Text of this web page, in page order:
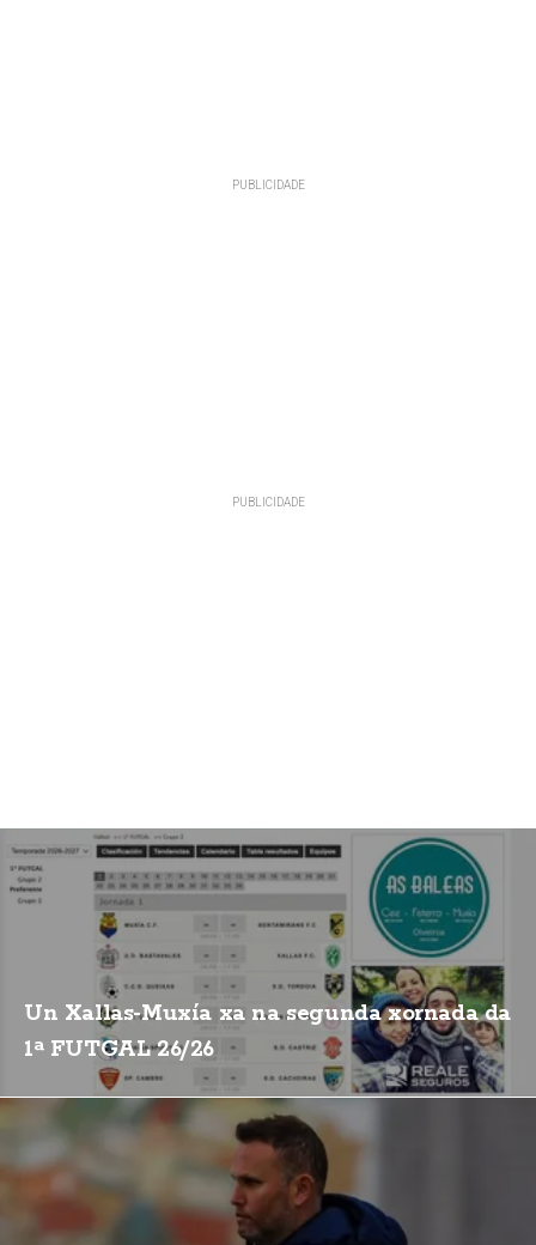
Un Xallas-Muxía xa na segunda xornada da
1ª FUTGAL 26/26